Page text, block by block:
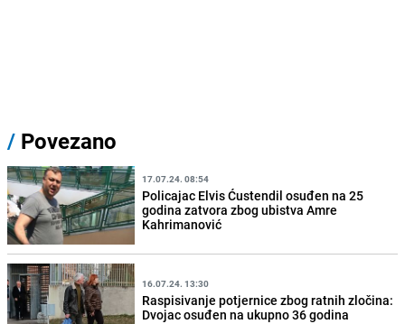
/ Povezano
17.07.24. 08:54
Policajac Elvis Ćustendil osuđen na 25
godina zatvora zbog ubistva Amre
Kahrimanović
16.07.24. 13:30
Raspisivanje potjernice zbog ratnih zločina:
Dvojac osuđen na ukupno 36 godina